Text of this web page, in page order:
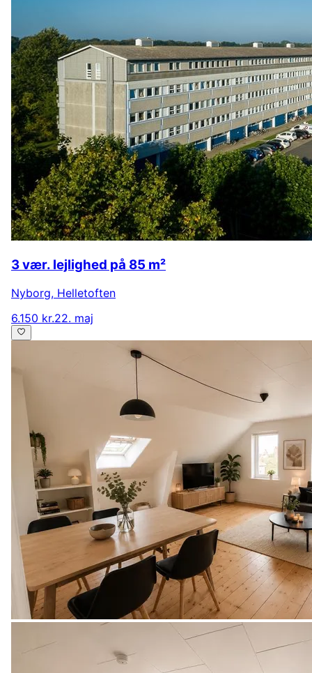
3 vær. lejlighed på 85 m²
Nyborg, Helletoften
6.150 kr.22. maj